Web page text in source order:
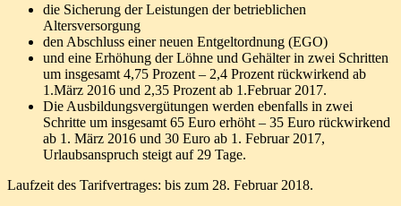
die Sicherung der Leistungen der betrieblichen
Altersversorgung
den Abschluss einer neuen Entgeltordnung (EGO)
und eine Erhöhung der Löhne und Gehälter in zwei Schritten
um insgesamt 4,75 Prozent – 2,4 Prozent rückwirkend ab
1.März 2016 und 2,35 Prozent ab 1.Februar 2017.
Die Ausbildungsvergütungen werden ebenfalls in zwei
Schritte um insgesamt 65 Euro erhöht – 35 Euro rückwirkend
ab 1. März 2016 und 30 Euro ab 1. Februar 2017,
Urlaubsanspruch steigt auf 29 Tage.
Laufzeit des Tarifvertrages: bis zum 28. Februar 2018.